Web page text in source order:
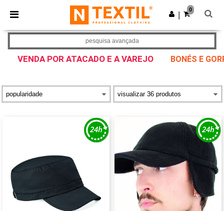
× App Ntextil
Melhores preços na app!
Obter app
0
VENDA POR ATACADO E A VAREJO BONÉS E
pesquisa avançada